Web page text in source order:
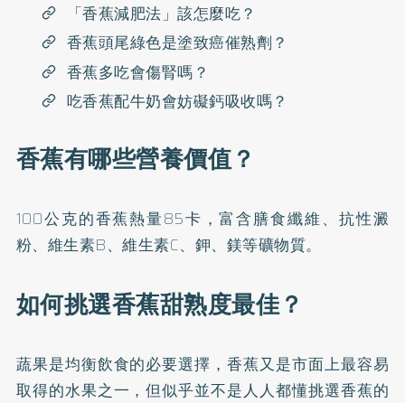
「香蕉減肥法」該怎麼吃？
香蕉頭尾綠色是塗致癌催熟劑？
香蕉多吃會傷腎嗎？
吃香蕉配牛奶會妨礙鈣吸收嗎？
香蕉有哪些營養價值？
100公克的香蕉熱量85卡，富含膳食纖維、抗性澱
粉、維生素B、維生素C、鉀、鎂等礦物質。
如何挑選香蕉甜熟度最佳？
蔬果是均衡飲食的必要選擇，香蕉又是市面上最容易
取得的水果之一，但似乎並不是人人都懂挑選香蕉的